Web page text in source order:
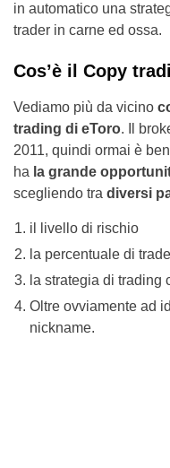
in automatico una
trader in carne ed ossa.
Cos’è il Copy
Vediamo più da vicino
trading di eToro. Il
2011, quindi ormai è
ha la grande
scegliendo tra diversi
il livello di rischio
la percentuale di
la strategia di trading
Oltre ovviamente ad
nickname.